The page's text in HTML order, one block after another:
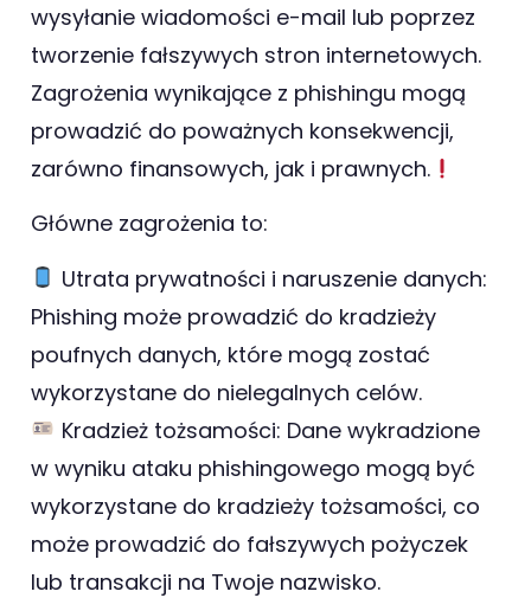
wysyłanie wiadomości e-mail lub poprzez
tworzenie fałszywych stron internetowych.
Zagrożenia wynikające z phishingu mogą
prowadzić do poważnych konsekwencji,
zarówno finansowych, jak i prawnych.
Główne zagrożenia to:
Utrata prywatności i naruszenie danych:
Phishing może prowadzić do kradzieży
poufnych danych, które mogą zostać
wykorzystane do nielegalnych celów.
Kradzież tożsamości: Dane wykradzione
w wyniku ataku phishingowego mogą być
wykorzystane do kradzieży tożsamości, co
może prowadzić do fałszywych pożyczek
lub transakcji na Twoje nazwisko.